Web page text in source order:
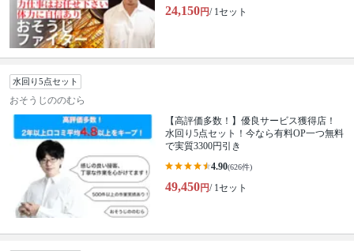
24,150円/ 1セット
水回り5点セット
おそうじののむら
【高評価多数！】優良サービス獲得店！
水回り5点セット！今なら有料OP一つ無料
で実質3300円引き
4.90(626件)
49,450円/ 1セット